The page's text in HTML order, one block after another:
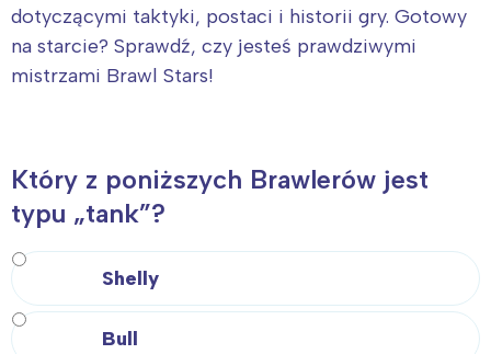
dotyczącymi taktyki, postaci i historii gry. Gotowy
na starcie? Sprawdź, czy jesteś prawdziwymi
mistrzami Brawl Stars!
Który z poniższych Brawlerów jest
typu „tank”?
Shelly
Bull